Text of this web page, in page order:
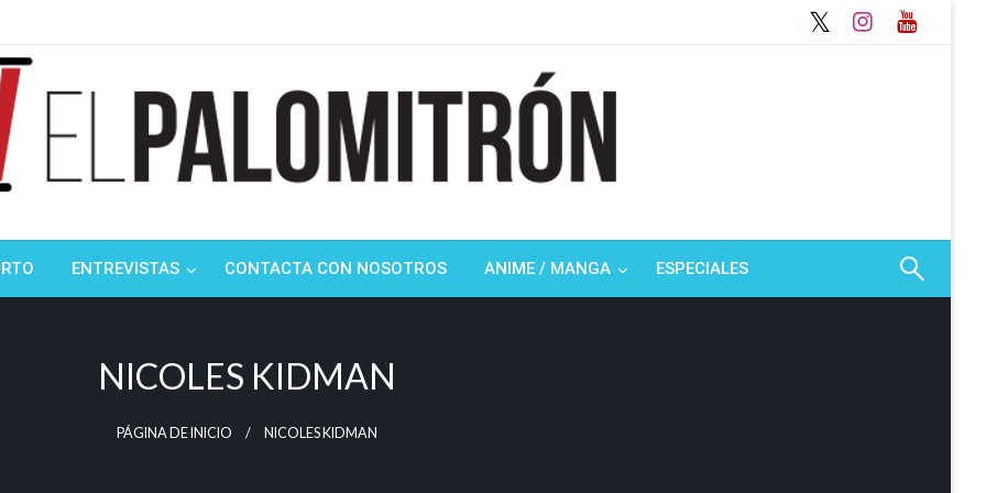
ENTREVISTAS CONTACTA CON NOSOTROS ANIME / MANGA ESPECIALES
NICOLES KIDMAN
PÁGINA DE INICIO NICOLES KIDMAN